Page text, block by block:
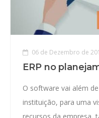
06 de Dezembro de
ERP no
O software vai além
instituição, para uma
recursos da empresa,